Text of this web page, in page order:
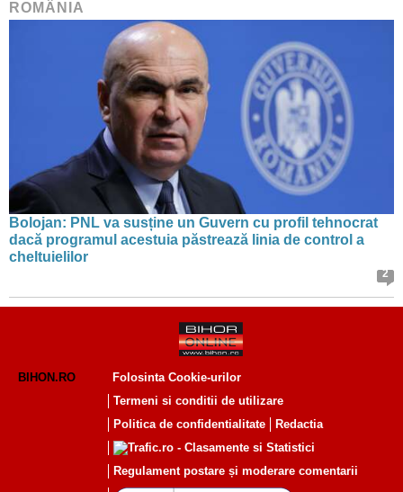
ROMÂNIA
Bolojan: PNL va susține un Guvern cu profil tehnocrat
dacă programul acestuia păstrează linia de control a
cheltuielilor
2
BIHON.RO
Folosinta Cookie-urilor
Termeni si conditii de utilizare
Politica de confidentialitate
Redactia
Regulament postare și moderare comentarii